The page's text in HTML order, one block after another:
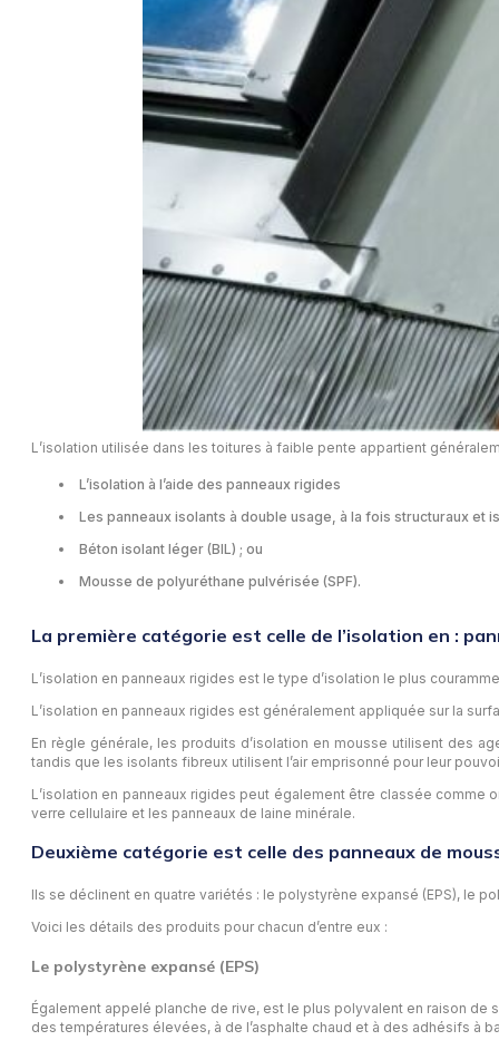
L’isolation utilisée dans les toitures à faible pente appartient
L’isolation à l’aide des panneaux rigides
Les panneaux isolants à double usage, à la fois structuraux et
Béton isolant léger (BIL) ; ou
Mousse de polyuréthane pulvérisée (SPF).
La première catégorie est celle de l’isolation en :
L’isolation en panneaux rigides est le type d’isolation le plus
L’isolation en panneaux rigides est généralement appliquée sur la
En règle générale, les produits d’isolation en mousse utilisent des
tandis que les isolants fibreux utilisent l’air emprisonné pour leur
L’isolation en panneaux rigides peut également être classée
verre cellulaire et les panneaux de laine minérale.
Deuxième catégorie est celle des panneaux de
Ils se déclinent en quatre variétés : le polystyrène expansé (EPS), le
Voici les détails des produits pour chacun d’entre eux :
Le polystyrène expansé (EPS)
Également appelé planche de rive, est le plus polyvalent en raison
des températures élevées, à de l’asphalte chaud et à des adhésifs à